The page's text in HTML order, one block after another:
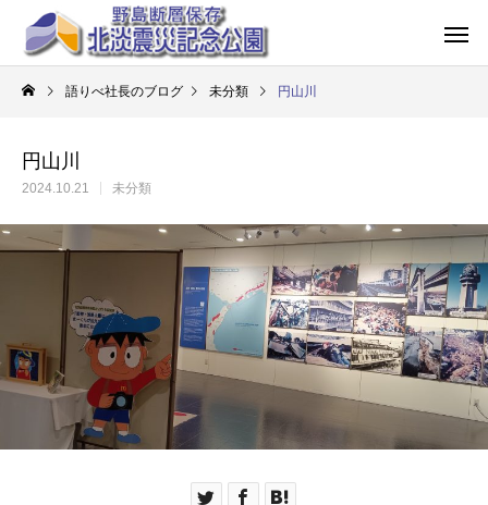
語りべ社長のブログ 未分類 円山川
円山川
2024.10.21 未分類